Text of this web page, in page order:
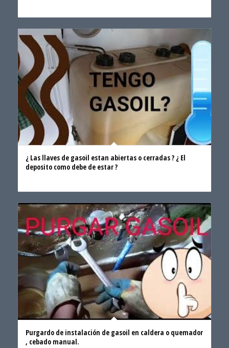
¿ Las llaves de gasoil estan abiertas o cerradas ? ¿ El
deposito como debe de estar ?
Purgardo de instalación de gasoil en caldera o quemador
, cebado manual.